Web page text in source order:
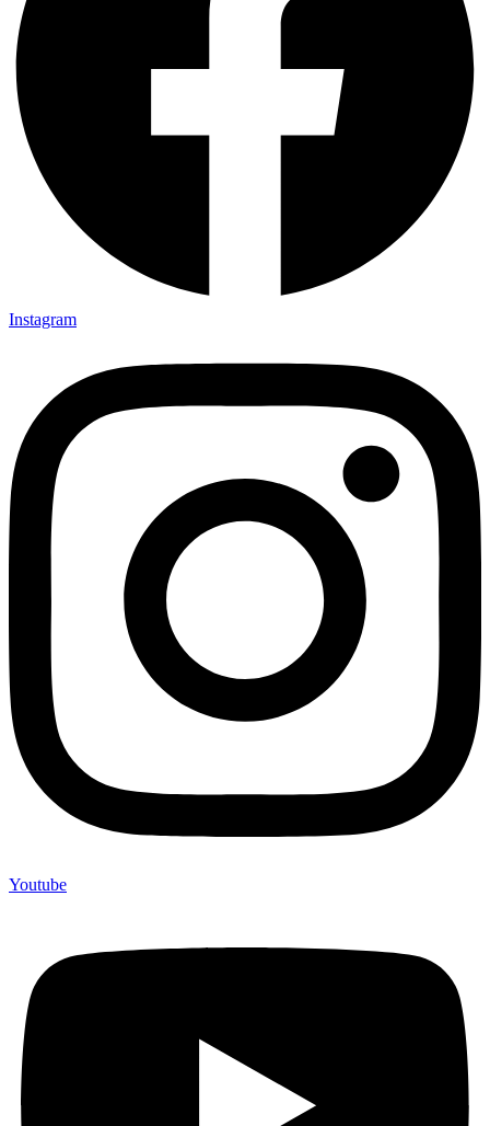
Instagram
Youtube